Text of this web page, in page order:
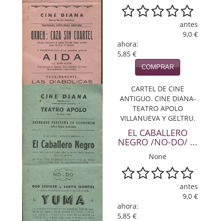
Segunda Guerra Mundial
Sobre Madrid
Tema Local
Terror
Terrorismo
Varios
Viajesç
antes
9,0 €
ahora:
5,85 €
COMPRAR
CARTEL DE CINE
ANTIGUO. CINE DIANA-
TEATRO APOLO
VILLANUEVA Y GELTRU.
EL CABALLERO
NEGRO /NO-DO/ ...
None
antes
9,0 €
ahora:
5,85 €